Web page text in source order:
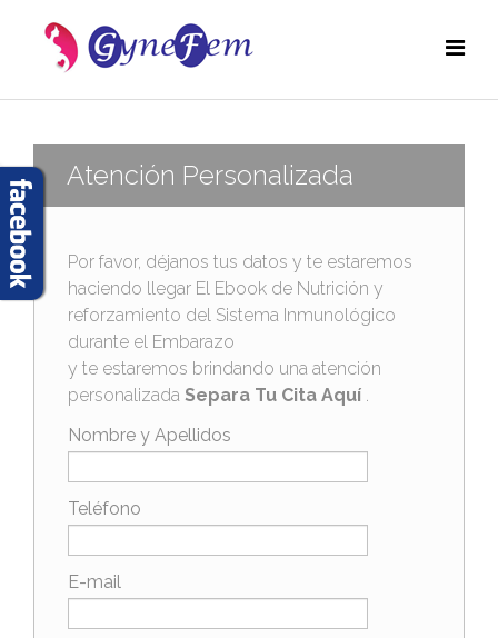
Atención Personalizada
Por favor, déjanos tus datos y te estaremos
haciendo llegar El Ebook de Nutrición y
reforzamiento del Sistema Inmunológico
durante el Embarazo
y te estaremos brindando una atención
personalizada Separa Tu Cita Aquí .
Nombre y Apellidos
Teléfono
E-mail